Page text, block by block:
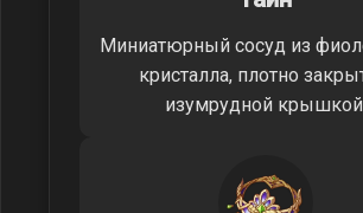
Миниатюрный сосуд из
кристалла, плотно
изумрудной